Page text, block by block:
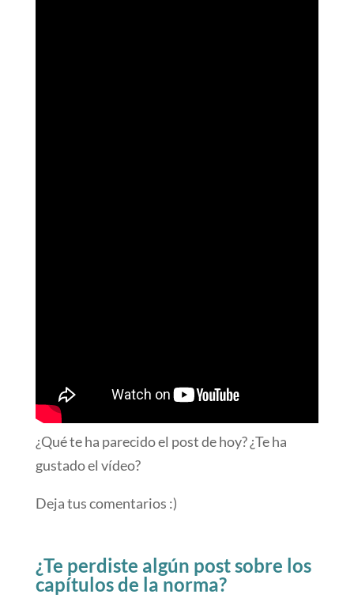
¿Qué te ha parecido el post de hoy? ¿Te ha
gustado el vídeo?
Deja tus comentarios :)
¿Te perdiste algún post sobre los
capítulos de la norma?